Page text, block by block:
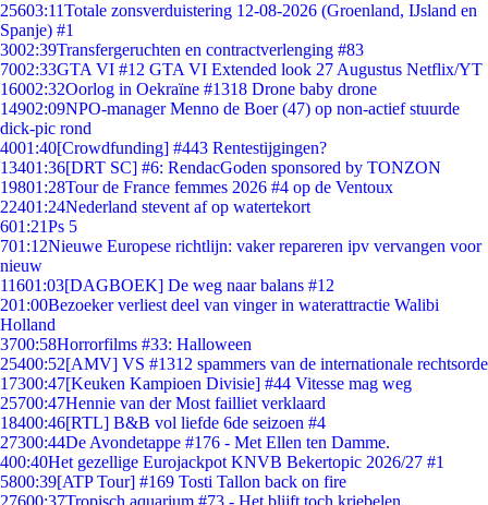
25603:11Totale zonsverduistering 12-08-2026 (Groenland, IJsland en
Spanje) #1
3002:39Transfergeruchten en contractverlenging #83
7002:33GTA VI #12 GTA VI Extended look 27 Augustus Netflix/YT
16002:32Oorlog in Oekraïne #1318 Drone baby drone
14902:09NPO-manager Menno de Boer (47) op non-actief stuurde
dick-pic rond
4001:40[Crowdfunding] #443 Rentestijgingen?
13401:36[DRT SC] #6: RendacGoden sponsored by TONZON
19801:28Tour de France femmes 2026 #4 op de Ventoux
22401:24Nederland stevent af op watertekort
601:21Ps 5
701:12Nieuwe Europese richtlijn: vaker repareren ipv vervangen voor
nieuw
11601:03[DAGBOEK] De weg naar balans #12
201:00Bezoeker verliest deel van vinger in waterattractie Walibi
Holland
3700:58Horrorfilms #33: Halloween
25400:52[AMV] VS #1312 spammers van de internationale rechtsorde
17300:47[Keuken Kampioen Divisie] #44 Vitesse mag weg
25700:47Hennie van der Most failliet verklaard
18400:46[RTL] B&B vol liefde 6de seizoen #4
27300:44De Avondetappe #176 - Met Ellen ten Damme.
400:40Het gezellige Eurojackpot KNVB Bekertopic 2026/27 #1
5800:39[ATP Tour] #169 Tosti Tallon back on fire
27600:37Tropisch aquarium #73 - Het blijft toch kriebelen.